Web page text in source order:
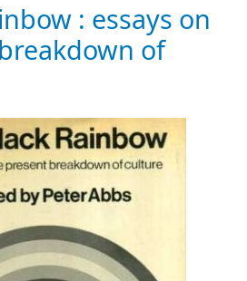
: essays on
of